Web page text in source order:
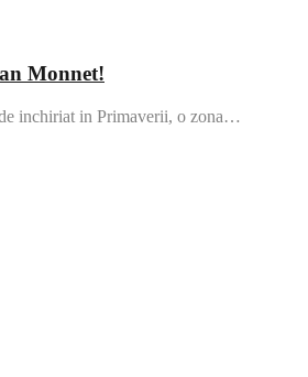
Monnet!
inchiriat in Primaverii, o zona…